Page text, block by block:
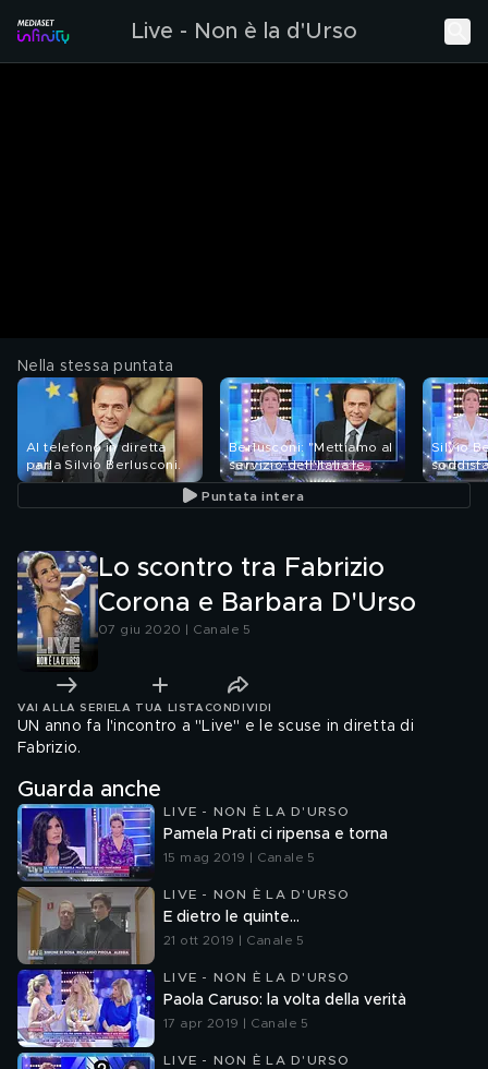
Live - Non è la d'Urso
Nella stessa puntata
Al telefono in diretta
parla Silvio Berlusconi.
Berlusconi: "Mettiamo al
servizio dell'Italia le
nostre competenze"
Silvio
Puntata intera
Lo scontro tra Fabrizio
Corona e Barbara D'Urso
07 giu 2020 | Canale 5
VAI ALLA SERIE LA TUA LISTA CONDIVIDI
UN anno fa l'incontro a "Live" e le scuse in diretta di
Fabrizio.
Guarda anche
LIVE - NON È LA D'URSO
Pamela Prati ci ripensa e torna
15 mag 2019 | Canale 5
LIVE - NON È LA D'URSO
E dietro le quinte...
21 ott 2019 | Canale 5
LIVE - NON È LA D'URSO
Paola Caruso: la volta della verità
17 apr 2019 | Canale 5
LIVE - NON È LA D'URSO